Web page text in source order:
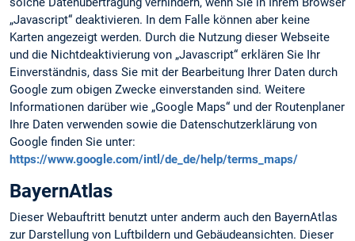
„Javascript“ deaktivieren. In dem Falle können aber keine
Karten angezeigt werden. Durch die Nutzung dieser Webseite
und die Nichtdeaktivierung von „Javascript“ erklären Sie Ihr
Einverständnis, dass Sie mit der Bearbeitung Ihrer Daten durch
Google zum obigen Zwecke einverstanden sind. Weitere
Informationen darüber wie „Google Maps“ und der Routenplaner
Ihre Daten verwenden sowie die Datenschutzerklärung von
Google finden Sie unter:
https://www.google.com/intl/de_de/help/terms_maps/
BayernAtlas
Dieser Webauftritt benutzt unter anderm auch den BayernAtlas
zur Darstellung von Luftbildern und Gebäudeansichten. Dieser